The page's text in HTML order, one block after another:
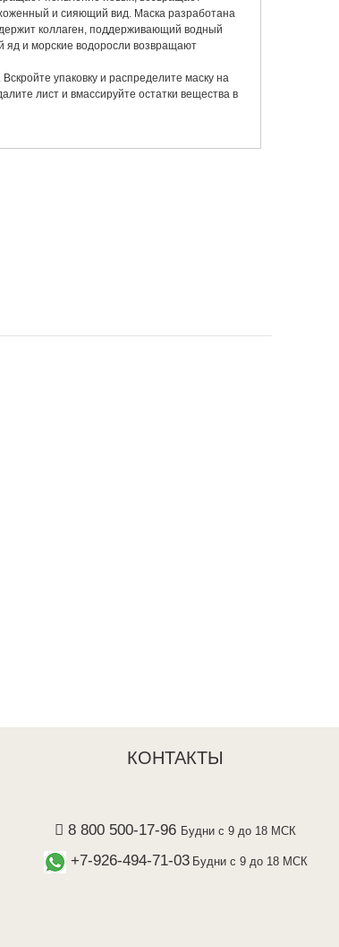
и сияющий вид. Маска разработана
коллаген, поддерживающий водный
и морские водоросли возвращают
упаковку и распределите маску на
лист и вмассируйте остатки вещества в
КОНТАКТЫ
8 800 500-17-96 Будни с 9 до 18 МСК
+7-926-494-71-03 Будни с 9 до 18 МСК